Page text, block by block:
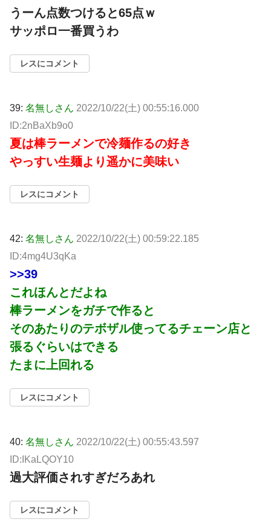
うーん点数つけると65点ｗ
サッポロ一番買うわ
レスにコメント
39: 名無しさん 2022/10/22(土) 00:55:16.000
ID:2nBaXb9o0
夏は棒ラーメンで冷麺作るの好き
やっすい生麺より遥かに美味い
レスにコメント
42: 名無しさん 2022/10/22(土) 00:59:22.185
ID:4mg4U3qKa
>>39
これほんとだよね
棒ラーメンをガチで作ると
そのあたりのテボザル使ってるチェーン店と
張るぐらいはできる
たまに上回れる
レスにコメント
40: 名無しさん 2022/10/22(土) 00:55:43.597
ID:IKaLQOY10
過大評価されすぎだろあれ
レスにコメント